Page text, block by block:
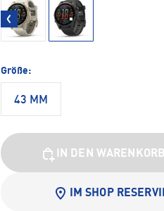
Größe:
43 MM
IN DEN WARENKORB
IM SHOP